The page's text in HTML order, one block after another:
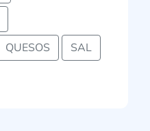
QUESOS
SAL